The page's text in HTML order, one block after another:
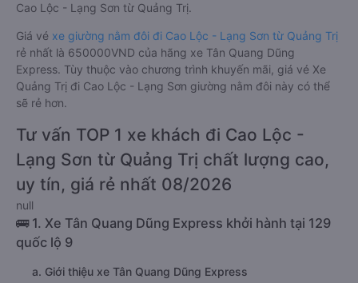
Cao Lộc - Lạng Sơn từ Quảng Trị.
Giá vé xe giường nằm đôi đi Cao Lộc - Lạng Sơn từ Quảng Trị
rẻ nhất là 650000VND của hãng xe Tân Quang Dũng
Express. Tùy thuộc vào chương trình khuyến mãi, giá vé Xe
Quảng Trị đi Cao Lộc - Lạng Sơn giường nằm đôi này có thể
sẽ rẻ hơn.
Tư vấn TOP 1 xe khách đi Cao Lộc -
Lạng Sơn từ Quảng Trị chất lượng cao,
uy tín, giá rẻ nhất 08/2026
null
🚌 1. Xe Tân Quang Dũng Express khởi hành tại 129
quốc lộ 9
a. Giới thiệu xe Tân Quang Dũng Express